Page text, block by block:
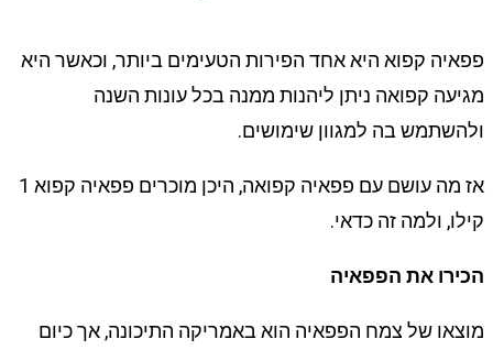
פפאיה קפוא היא אחד הפירות הטעימים ביותר, וכאשר היא
מגיעה קפואה ניתן ליהנות ממנה בכל עונות השנה
ולהשתמש בה למגוון שימושים.
אז מה עושם עם פפאיה קפואה, היכן מוכרים פפאיה קפוא 1
קילו, ולמה זה כדאי.
הכירו את הפפאיה
מוצאו של צמח הפפאיה הוא באמריקה התיכונה, אך כיום